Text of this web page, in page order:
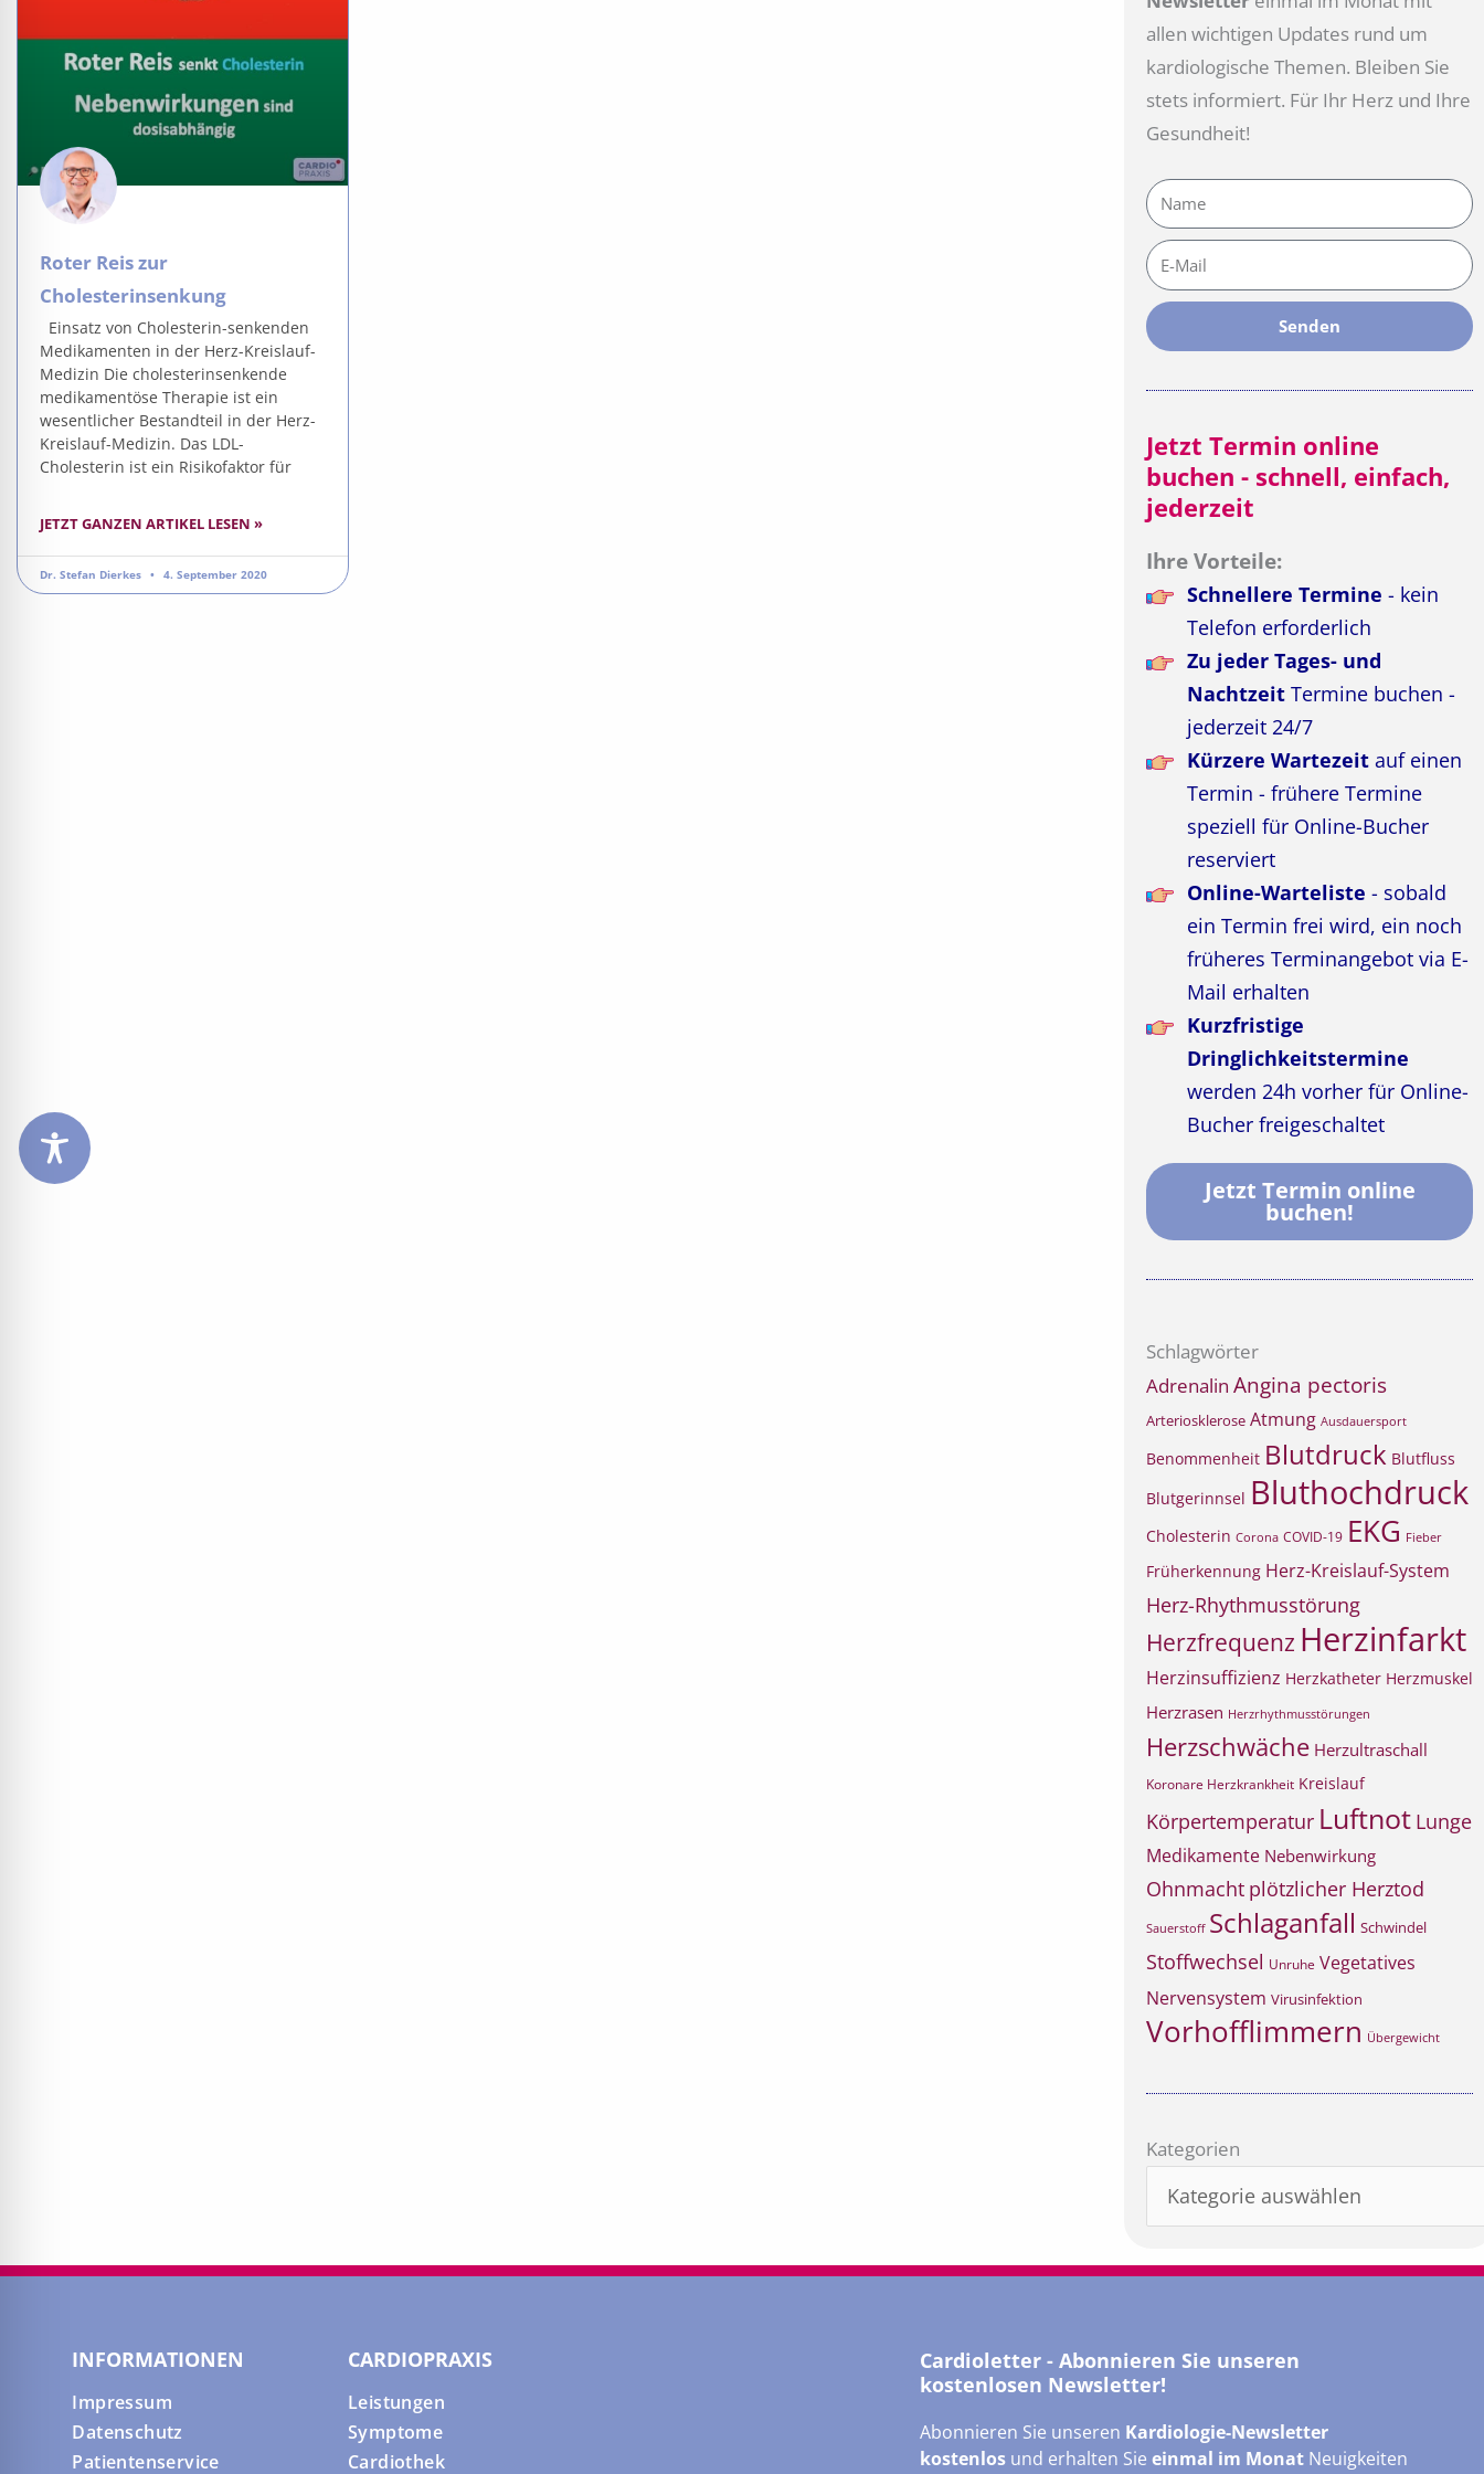
Roter Reis zur
Cholesterinsenkung
Einsatz von Cholesterin-senkenden
Medikamenten in der Herz-Kreislauf-
Medizin Die cholesterinsenkende
medikamentöse Therapie ist ein
wesentlicher Bestandteil in der Herz-
Kreislauf-Medizin. Das LDL-
Cholesterin ist ein Risikofaktor für
JETZT GANZEN ARTIKEL LESEN »
Dr. Stefan Dierkes 4. September 2020
allen wichtigen Updates rund um
kardiologische Themen. Bleiben Sie
stets informiert. Für Ihr Herz und Ihre
Gesundheit!
Name
E-
Mail
Senden
Jetzt Termin online
buchen - schnell, einfach,
jederzeit
Ihre Vorteile:
Schnellere Termine - kein
Telefon erforderlich
Zu jeder Tages- und
NachtzeitTermine buchen -
jederzeit 24/7
Kürzere Wartezeitauf einen
Termin - frühere Termine
speziell für Online-Bucher
reserviert
Online-Warteliste - sobald
ein Termin frei wird, ein noch
früheres Terminangebot via E-
Mail erhalten
Kurzfristige
Dringlichkeitstermine
werden 24h vorher für Online-
Bucher freigeschaltet
Jetzt Termin online
buchen!
Schlagwörter
Adrenalin Angina pectoris
Arteriosklerose Atmung Ausdauersport
Benommenheit Blutdruck Blutfluss
Blutgerinnsel Bluthochdruck
Cholesterin Corona COVID-19 EKG Fieber
Früherkennung Herz-Kreislauf-System
Herz-Rhythmusstörung
Herzfrequenz Herzinfarkt
Herzinsuffizienz Herzkatheter Herzmuskel
Herzrasen Herzrhythmusstörungen
Herzschwäche Herzultraschall
Koronare Herzkrankheit Kreislauf
Körpertemperatur Luftnot Lunge
Medikamente Nebenwirkung
Ohnmacht plötzlicher Herztod
Sauerstoff Schlaganfall Schwindel
Stoffwechsel Unruhe Vegetatives
Nervensystem Virusinfektion
Vorhofflimmern Übergewicht
Kategorien
Kategorien
INFORMATIONEN
Impressum
Datenschutz
Patientenservice
CARDIOPRAXIS
Leistungen
Symptome
Cardiothek
Cardioletter - Abonnieren Sie unseren
kostenlosen Newsletter!
Abonnieren Sie unseren Kardiologie-Newsletter
kostenlos und erhalten Sieeinmal im Monat Neuigkeiten